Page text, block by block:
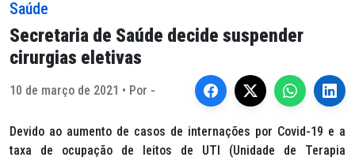
Saúde
Secretaria de Saúde decide suspender
cirurgias eletivas
10 de março de 2021 • Por -
Devido ao aumento de casos de internações por Covid-19 e a
taxa de ocupação de leitos de UTI (Unidade de Terapia